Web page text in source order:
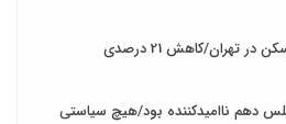
نزول 24 درصدی معاملات مسکن در تهران/کاهش 21 درصدی
دهم ناامیدکننده بود/هیچ سیاستی